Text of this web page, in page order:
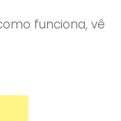
funciona, vê